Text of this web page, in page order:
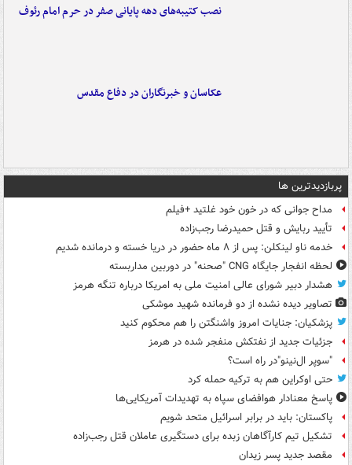
نصب کتیبه‌های دهه پایانی صفر در حرم امام رئوف
عکاسان و خبرنگاران در دفاع مقدس
پربازدیدترین ها
مداح جوانی که در خون خود غلتید +فیلم
تأیید ربایش و قتل حمیدرضا رجب‌زاده
خدمه ناو لینکلن: پس از ۸ ماه حضور در دریا خسته و درمانده‌ شدیم
لحظه انفجار جایگاه CNG "صحنه" در دوربین مداربسته
هشدار دبیر شورای عالی امنیت ملی به امریکا درباره تنگه هرمز
تصاویر دیده‌ نشده از دو فرمانده شهید موشکی
پزشکیان: جنایات امروز واشنگتن را هم محکوم کنید
جزئیات جدید از نفتکش منفجر شده در هرمز
"سوپر ال‌نینو"در راه است؟
حتی اوکراین هم به ترکیه حمله کرد
پاسخ معنادار هوافضای سپاه به تهدیدات آمریکایی‌ها
پاکستان: باید در برابر اسرائیل متحد شویم
تشکیل تیم کارآگاهان زبده برای دستگیری عاملان قتل رجب‌زاده
مقصد جدید پسر زیدان